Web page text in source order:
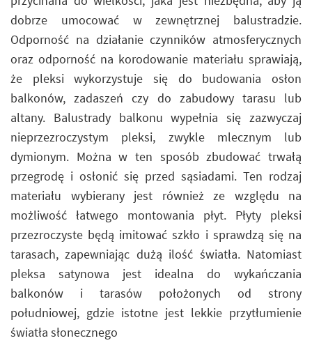
dobrze umocować w zewnętrznej balustradzie.
Odporność na działanie czynników atmosferycznych
oraz odporność na korodowanie materiału sprawiają,
że pleksi wykorzystuje się do budowania osłon
balkonów, zadaszeń czy do zabudowy tarasu lub
altany. Balustrady balkonu wypełnia się zazwyczaj
nieprzezroczystym pleksi, zwykle mlecznym lub
dymionym. Można w ten sposób zbudować trwałą
przegrodę i osłonić się przed sąsiadami. Ten rodzaj
materiału wybierany jest również ze względu na
możliwość łatwego montowania płyt. Płyty pleksi
przezroczyste będą imitować szkło i sprawdzą się na
tarasach, zapewniając dużą ilość światła. Natomiast
pleksa satynowa jest idealna do wykańczania
balkonów i tarasów położonych od strony
południowej, gdzie istotne jest lekkie przytłumienie
światła słonecznego